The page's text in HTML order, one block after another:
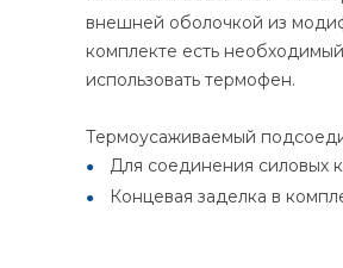
внешней оболочкой из
комплекте есть
использовать термофен.
Термоусаживаемый
Для соединения силовых
Концевая заделка в